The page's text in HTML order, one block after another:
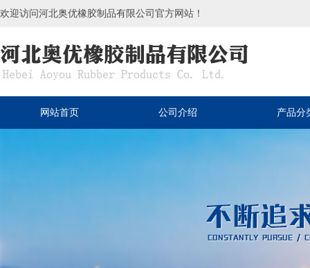
欢迎访问河北奥优橡胶制品有限公司官方网站！
网站首页 公司介绍 产品分